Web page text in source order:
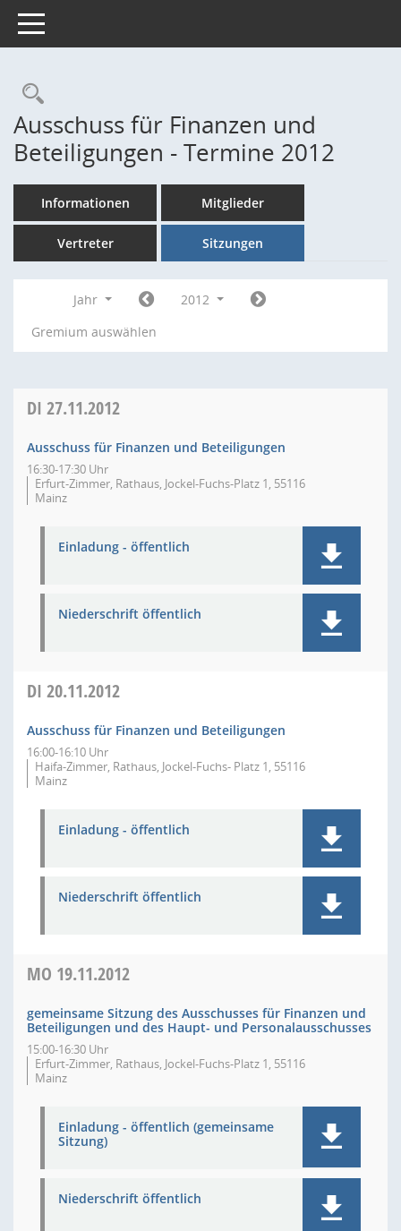
Toggle navigation
Rechercheauswahl
Ausschuss für Finanzen und
Beteiligungen - Termine 2012
Informationen Mitglieder
Vertreter Sitzungen
Jahr
2012
Gremium auswählen
DI 27.11.2012
Ausschuss für Finanzen und Beteiligungen
16:30-17:30 Uhr
Erfurt-Zimmer, Rathaus, Jockel-Fuchs-Platz 1, 55116
Mainz
Einladung - öffentlich
Niederschrift öffentlich
DI 20.11.2012
Ausschuss für Finanzen und Beteiligungen
16:00-16:10 Uhr
Haifa-Zimmer, Rathaus, Jockel-Fuchs- Platz 1, 55116
Mainz
Einladung - öffentlich
Niederschrift öffentlich
MO 19.11.2012
gemeinsame Sitzung des Ausschusses für Finanzen und
Beteiligungen und des Haupt- und Personalausschusses
15:00-16:30 Uhr
Erfurt-Zimmer, Rathaus, Jockel-Fuchs-Platz 1, 55116
Mainz
Einladung - öffentlich (gemeinsame
Sitzung)
Niederschrift öffentlich